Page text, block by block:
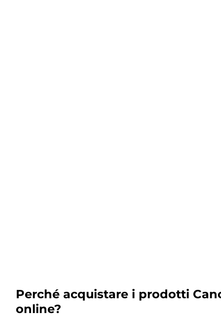
Perché acquistare i prodotti
online?